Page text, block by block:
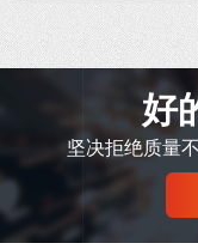
好
坚决拒绝质量